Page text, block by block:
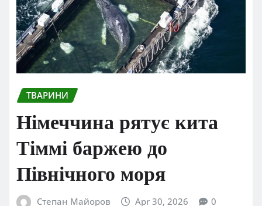
ТВАРИНИ
Німеччина рятує кита
Тіммі баржею до
Північного моря
Степан Майоров Apr 30, 2026 0